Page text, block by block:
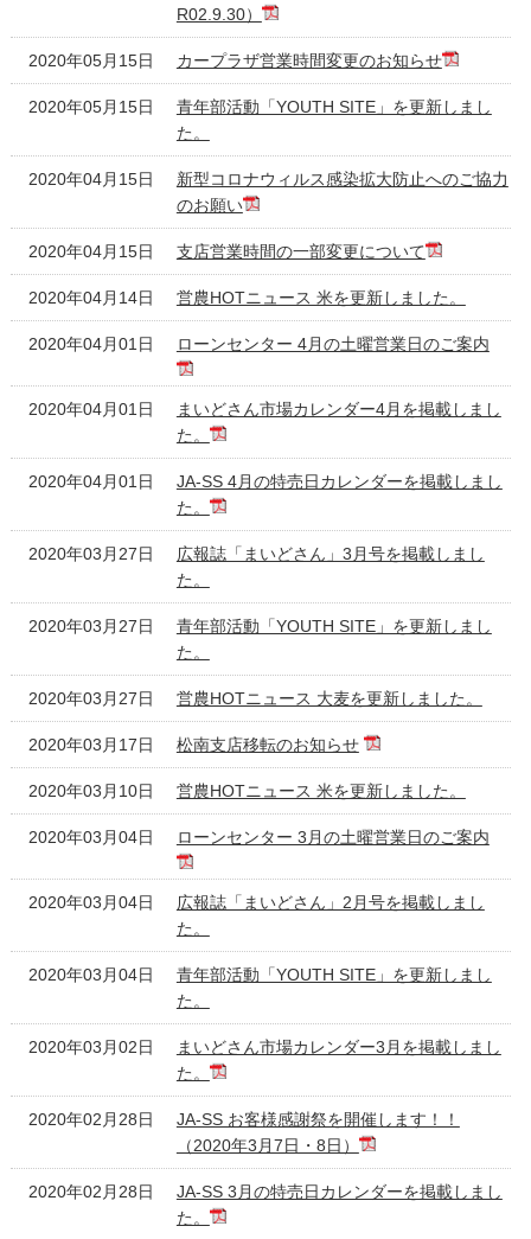
R02.9.30）
2020年05月15日 カープラザ営業時間変更のお知らせ
2020年05月15日
青年部活動「YOUTH SITE」を更新しまし
た。
2020年04月15日
新型コロナウィルス感染拡大防止へのご協力
のお願い
2020年04月15日 支店営業時間の一部変更について
2020年04月14日 営農HOTニュース 米を更新しました。
2020年04月01日 ローンセンター 4月の土曜営業日のご案内
2020年04月01日
まいどさん市場カレンダー4月を掲載しまし
た。
2020年04月01日
JA-SS 4月の特売日カレンダーを掲載しまし
た。
2020年03月27日
広報誌「まいどさん」3月号を掲載しまし
た。
2020年03月27日
青年部活動「YOUTH SITE」を更新しまし
た。
2020年03月27日 営農HOTニュース 大麦を更新しました。
2020年03月17日 松南支店移転のお知らせ
2020年03月10日 営農HOTニュース 米を更新しました。
2020年03月04日 ローンセンター 3月の土曜営業日のご案内
2020年03月04日
広報誌「まいどさん」2月号を掲載しまし
た。
2020年03月04日
青年部活動「YOUTH SITE」を更新しまし
た。
2020年03月02日
まいどさん市場カレンダー3月を掲載しまし
た。
2020年02月28日
JA-SS お客様感謝祭を開催します！！
（2020年3月7日・8日）
2020年02月28日
JA-SS 3月の特売日カレンダーを掲載しまし
た。